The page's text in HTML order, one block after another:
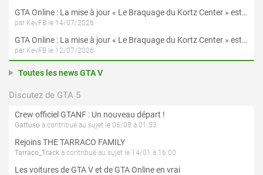
GTA Online : La mise à jour « Le Braquage du Kortz Center » est maintenant disponible
par KevFB le 14/07/2026
GTA Online : La mise à jour « Le Braquage du Kortz Center » est disponible en préchargement sur PS5 et Xbox Series X|S
par KevFB le 12/07/2026
Toutes les news GTA V
Discutez de GTA 5
Crew officiel GTANF : Un nouveau départ !
Gattuso a contribué au sujet le 06/08 à 01:53
Rejoins THE TARRACO FAMILY
Tarraco_Track a contribué au sujet le 14/01 à 16:00
Les voitures de GTA V et de GTA Online en vrai